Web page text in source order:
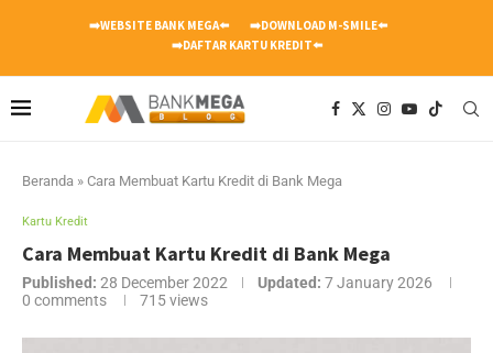
➡️WEBSITE BANK MEGA⬅️
➡️DOWNLOAD M-SMILE⬅️
➡️DAFTAR KARTU KREDIT⬅️
Beranda » Cara Membuat Kartu Kredit di Bank Mega
Kartu Kredit
Cara Membuat Kartu Kredit di Bank Mega
Published: 28 December 2022 Updated: 7 January 2026
0 comments
715views